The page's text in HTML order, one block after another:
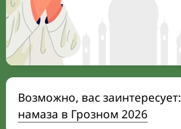
Возможно, вас заинтересует:
намаза в Грозном 2026